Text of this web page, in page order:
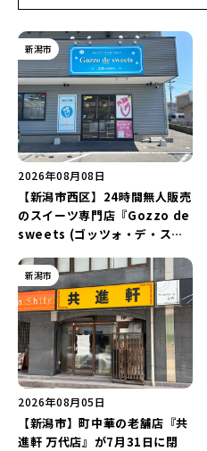
新潟市
2026年08月08日
【新潟市西区】24時間無人販売
のスイーツ専門店『Gozzo de
sweets (ゴッツォ・デ・スイ
店…。一部商品は姉妹店で販売
継続！
新潟市
2026年08月05日
【新潟市】町中華の老舗店『共
進軒 万代店』が7月31日に閉